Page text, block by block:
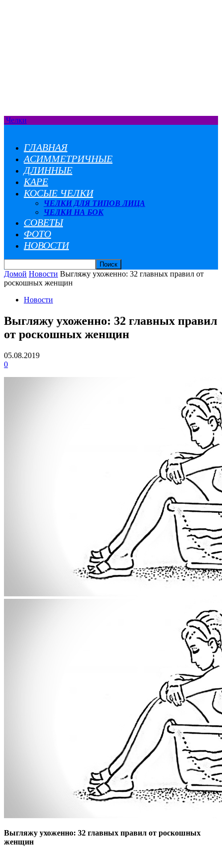
Челки
ГЛАВНАЯ
АСИММЕТРИЧНЫЕ
ДЛИННЫЕ
КАРЕ
КОСЫЕ ЧЕЛКИ
ЧЕЛКИ ДЛЯ ТИПОВ ЛИЦА
ЧЕЛКИ НА БОК
СОВЕТЫ
ФОТО
НОВОСТИ
Домой Новости Выгляжу ухоженно: 32 главных правил от
роскошных женщин
Новости
Выгляжу ухоженно: 32 главных правил
от роскошных женщин
05.08.2019
0
Выгляжу ухоженно: 32 главных правил от роскошных
женщин